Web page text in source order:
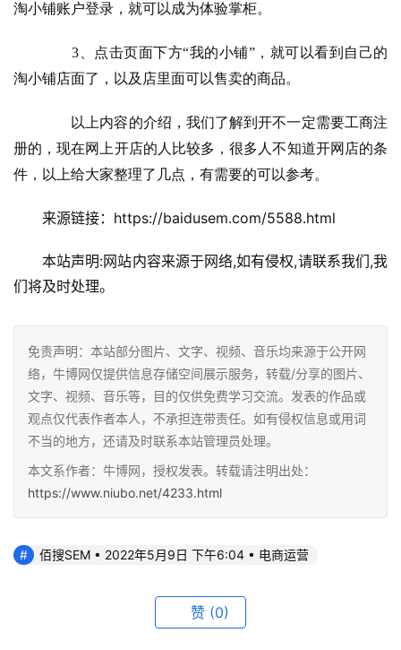
淘小铺账户登录，就可以成为体验掌柜。
3、点击页面下方“我的小铺”，就可以看到自己的
淘小铺店面了，以及店里面可以售卖的商品。
以上内容的介绍，我们了解到开不一定需要工商注
册的，现在网上开店的人比较多，很多人不知道开网店的条
件，以上给大家整理了几点，有需要的可以参考。
来源链接：https://baidusem.com/5588.html
本站声明:网站内容来源于网络,如有侵权,请联系我们,我
们将及时处理。
免责声明：本站部分图片、文字、视频、音乐均来源于公开网
络，牛博网仅提供信息存储空间展示服务，转载/分享的图片、
文字、视频、音乐等，目的仅供免费学习交流。发表的作品或
观点仅代表作者本人，不承担连带责任。如有侵权信息或用词
不当的地方，还请及时联系本站管理员处理。
本文系作者：牛博网，授权发表。转载请注明出处：
https://www.niubo.net/4233.html
佰搜SEM • 2022年5月9日 下午6:04 • 电商运营
赞 (0)